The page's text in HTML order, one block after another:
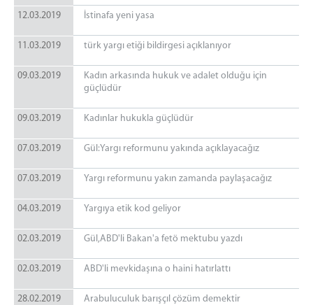
12.03.2019 İstinafa yeni yasa
11.03.2019 türk yargı etiği bildirgesi açıklanıyor
09.03.2019
Kadın arkasında hukuk ve adalet olduğu için
güçlüdür
09.03.2019 Kadınlar hukukla güçlüdür
07.03.2019 Gül:Yargı reformunu yakında açıklayacağız
07.03.2019 Yargı reformunu yakın zamanda paylaşacağız
04.03.2019 Yargıya etik kod geliyor
02.03.2019 Gül,ABD'li Bakan'a fetö mektubu yazdı
02.03.2019 ABD'li mevkidaşına o haini hatırlattı
28.02.2019 Arabuluculuk barışçıl çözüm demektir